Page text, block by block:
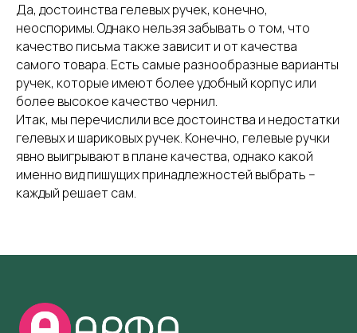
Да, достоинства гелевых ручек, конечно,
неоспоримы. Однако нельзя забывать о том, что
качество письма также зависит и от качества
самого товара. Есть самые разнообразные варианты
ручек, которые имеют более удобный корпус или
более высокое качество чернил.
Итак, мы перечислили все достоинства и недостатки
гелевых и шариковых ручек. Конечно, гелевые ручки
явно выигрывают в плане качества, однако какой
именно вид пишущих принадлежностей выбрать –
каждый решает сам.